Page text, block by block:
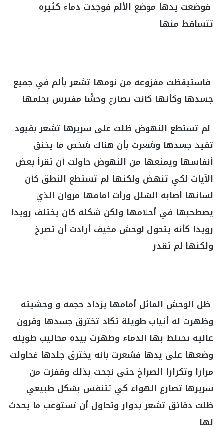
فوضعت يدها موضع الألم فوجدت دماء كثيره
تتساقط منها
‏فاستيقظت مفزوعه من نومها تشعر بألم في جميع
جسدها وكأنها كانت تصارع وحشًا مفترس بحلمها
‏لم تستطع النهوض ظلت على سريرها تشعر بقيود
تقيد جسدها وشعرت بأن هناك شخص ما يخنق
أنفاسها ويمنعها من النهوض حاولت أن تقرأ بعض
الآيات لكي تنهض ولكنها لم تستطع النطق كأن
لسانها أصابه الشلل ورأت أمامها مروان الذي
يصطحبها في أحلامها ولكن شكله كان يختلف رويدا
رويدا كأنه يتحول لوحش مخيف أرادت أن تصرخ
ولكنها لم تقدر
‏ظل الوحش الماثل أمامها يزداد حجمه و وحشيته
وظهرت له أنياب طويلة تكاد تخترق جسدها وقرون
عاليه تختلط بها الدماء وظهرت بيده مخاليب طويله
وضعها على يدها فشعرت بأنه يخترق جلدها فحاولت
مرارا وتكرارا الصراخ حتى نجحت بذلك وقفزت من
سريرها تصارع الهواء كي تتنفس بشكل طبيعي
ظلت دقائق تشعر بدوار وتحاول أن تستوعب ما يحدث
لها